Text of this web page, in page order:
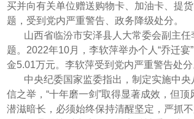
买并向有关单位赠送购物卡、加油卡、提
题，受到党内严重警告、政务降级处分。
山西省临汾市安泽县人大常委会副主任
题。2022年10月，李软萍举办个人“乔迁
金5.01万元。李软萍受到党内严重警告处分
中央纪委国家监委指出，制定实施中央
信之举，“十年磨一剑”取得显著成效，但
潜滋暗长，必须始终保持清醒坚定，严抓